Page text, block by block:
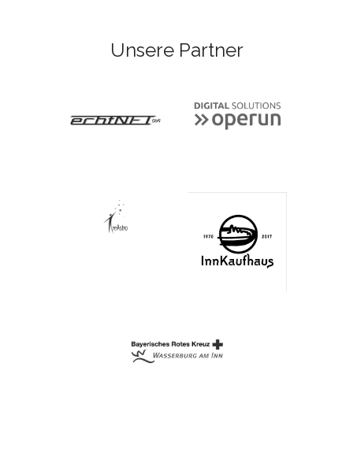
Unsere Partner